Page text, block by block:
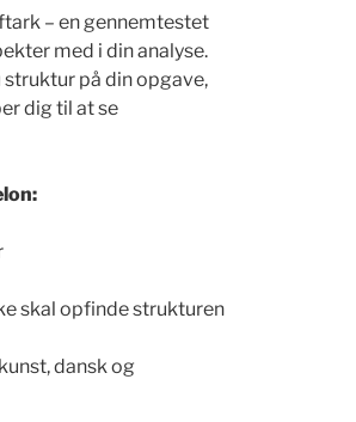
– en gennemtestet
med i din analyse.
på din opgave,
dig til at se
skal opfinde strukturen
dansk og